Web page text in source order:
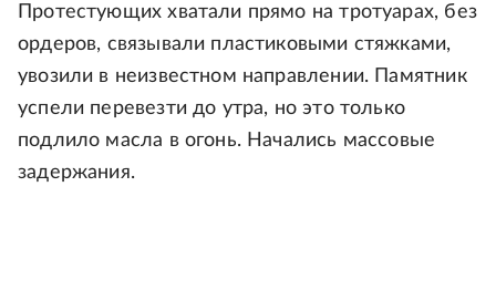
Протестующих хватали прямо на тротуарах, без
ордеров, связывали пластиковыми стяжками,
увозили в неизвестном направлении. Памятник
успели перевезти до утра, но это только
подлило масла в огонь. Начались массовые
задержания.